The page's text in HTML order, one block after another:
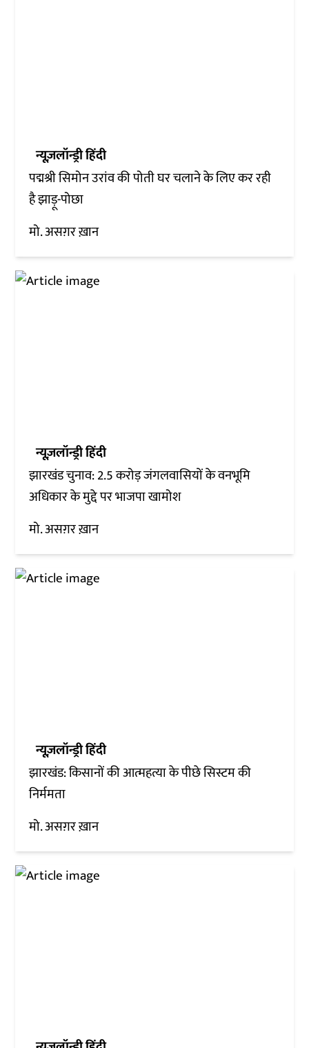
न्यूज़लॉन्ड्री हिंदी
पद्मश्री सिमोन उरांव की पोती घर चलाने के लिए कर रही
है झाड़ू-पोछा
मो. असग़र ख़ान
न्यूज़लॉन्ड्री हिंदी
झारखंड चुनाव: 2.5 करोड़ जंगलवासियों के वनभूमि
अधिकार के मुद्दे पर भाजपा खामोश
मो. असग़र ख़ान
न्यूज़लॉन्ड्री हिंदी
झारखंड: किसानों की आत्महत्या के पीछे सिस्टम की
निर्ममता
मो. असग़र ख़ान